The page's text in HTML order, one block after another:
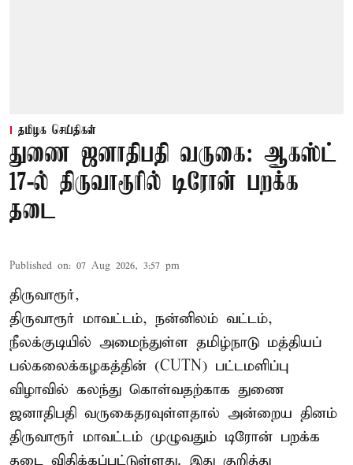
தமிழக செய்திகள்
துணை ஜனாதிபதி வருகை: ஆகஸ்ட்
17-ல் திருவாரூரில் டிரோன் பறக்க
தடை
Published on: 07 Aug 2026, 3:57 pm
திருவாரூர்,
திருவாரூர் மாவட்டம், நன்னிலம் வட்டம்,
நீலக்குடியில் அமைந்துள்ள தமிழ்நாடு மத்தியப்
பல்கலைக்கழகத்தின் (CUTN) பட்டமளிப்பு
விழாவில் கலந்து கொள்வதற்காக துணை
ஜனாதிபதி வருகைதரவுள்ளதால் அன்றைய தினம்
திருவாரூர் மாவட்டம் முழுவதும் டிரோன் பறக்க
தடை விதிக்கப்பட்டுள்ளது. இது குறித்து